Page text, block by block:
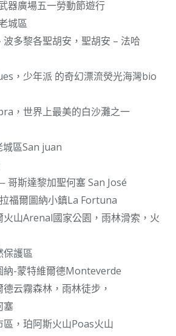
器廣場五一勞動節遊行
城區
多黎各聖胡安，聖胡安 – 法哈
，少年派 的奇幻漂流熒光海灣bio
，世界上最美的白沙灘之一
區San juan
斯達黎加聖何塞 San José
福爾圖納小鎮La Fortuna
山Arenal國家公園，雨林滑索，火
保護區
納-蒙特維爾德Monteverde
云霧森林，雨林徒步，
塞
，珀阿斯火山Poas火山